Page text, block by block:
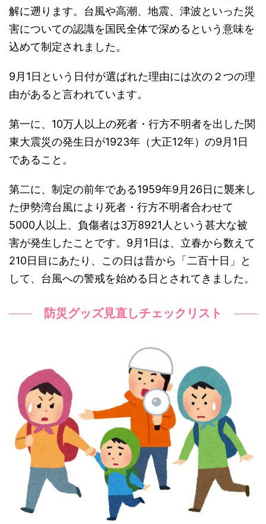
解に遡ります。 台風や高潮、地震、津波といった災
害についての認識を国民全体で深めるという意味を
込めて制定されました。
9 月 1 日という日付が選ばれた理由には次の２つの理
由があると言われています。
第一に、 10万人以上の死者・行方不明者を出した関
東大震災の発生日が1923年（大正12年）の9 月 1 日
であること。
第二に、制定の前年である1959年9 月 26日に襲来し
た伊勢湾台風により死者・行方不明者合わせて
5000人以上、負傷者は3万8921 人という甚大な被
害が発生したことです。 9 月 1 日は、 立春から数えて
210日目にあたり、この日は昔から「二百十日」
と
して、 台風への警戒を始める 日と されてきました。
防災グッズ見直しチェックリスト